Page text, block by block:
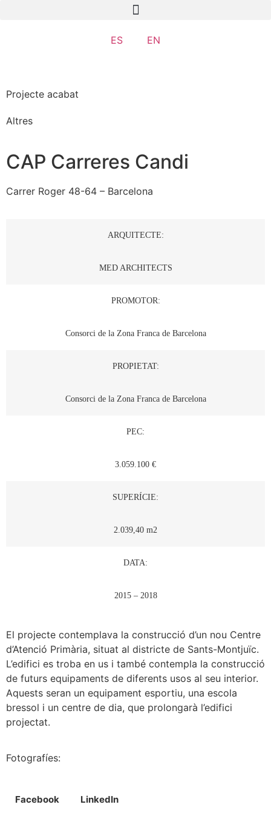
ES EN
Projecte acabat
Altres
CAP Carreres Candi
Carrer Roger 48-64 – Barcelona
ARQUITECTE:
MED ARCHITECTS
PROMOTOR:
Consorci de la Zona Franca de Barcelona
PROPIETAT:
Consorci de la Zona Franca de Barcelona
PEC:
3.059.100 €
SUPERÍCIE:
2.039,40 m2
DATA:
2015 – 2018
El projecte contemplava la construcció d’un nou Centre
d’Atenció Primària, situat al districte de Sants-Montjuïc.
L’edifici es troba en us i també contempla la construcció
de futurs equipaments de diferents usos al seu interior.
Aquests seran un equipament esportiu, una escola
bressol i un centre de dia, que prolongarà l’edifici
projectat.
Fotografíes:
Facebook LinkedIn